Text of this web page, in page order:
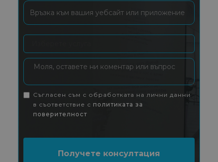
Съгласен съм с обработката на лични данни
в съответствие с политиката за
поверителност